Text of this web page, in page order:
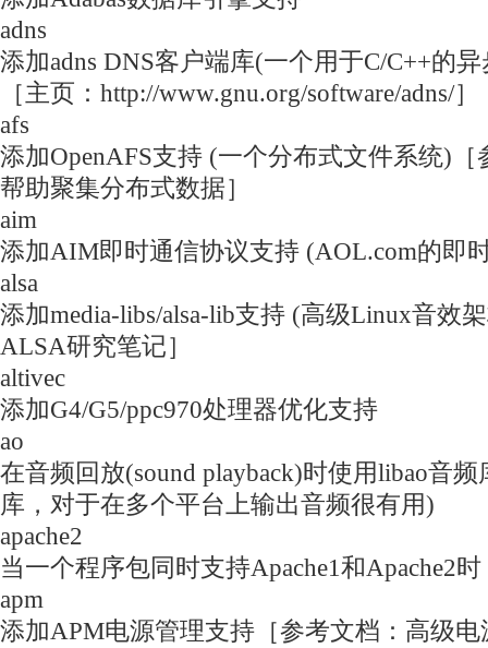
adns
添加adns DNS客户端库(一个用于C/C++的
［主页：http://www.gnu.org/software/adns/］
afs
添加OpenAFS支持 (一个分布式文件系统)［
帮助聚集分布式数据］
aim
添加AIM即时通信协议支持 (AOL.com的即
alsa
添加media-libs/alsa-lib支持 (高级Linux音效
ALSA研究笔记］
altivec
添加G4/G5/ppc970处理器优化支持
ao
在音频回放(sound playback)时使用libao音
库，对于在多个平台上输出音频很有用)
apache2
当一个程序包同时支持Apache1和Apache2
apm
添加APM电源管理支持［参考文档：高级